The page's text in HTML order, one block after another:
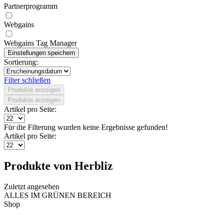
Partnerprogramm
Webgains
Webgains Tag Manager
Sortierung:
Filter schließen
Produkte anzeigen
Produkte anzeigen
Artikel pro Seite:
Für die Filterung wurden keine Ergebnisse gefunden!
Artikel pro Seite:
Produkte von Herbliz
Zuletzt angesehen
ALLES IM GRÜNEN BEREICH
Shop